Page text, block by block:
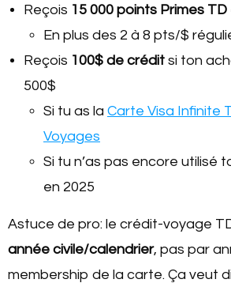
Reçois 15 000 points Primes TD
En plus des 2 à 8 pts/$
Reçois 100$ de crédit si ton
500$
Si tu as la Carte Visa Infinite
Voyages
Si tu n’as pas encore utilisé
en 2025
Astuce de pro: le crédit-voyage
année civile/calendrier, pas par
membership de la carte. Ça veut